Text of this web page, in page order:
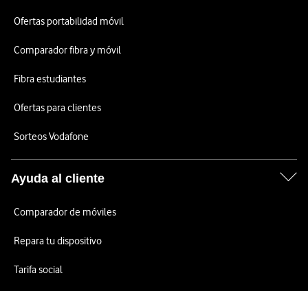
Ofertas portabilidad móvil
Comparador fibra y móvil
Fibra estudiantes
Ofertas para clientes
Sorteos Vodafone
Ayuda al cliente
Comparador de móviles
Repara tu dispositivo
Tarifa social